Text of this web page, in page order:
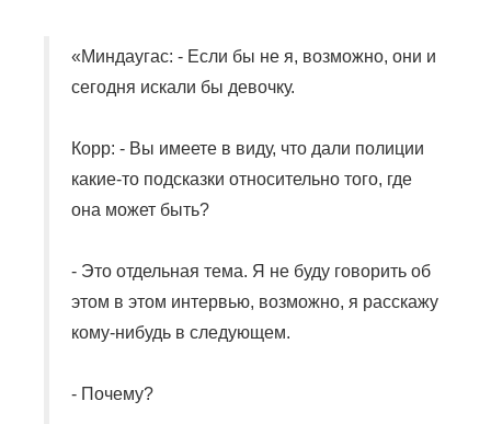
«Миндаугас: - Если бы не я, возможно, они и
сегодня искали бы девочку.
Корр: - Вы имеете в виду, что дали полиции
какие-то подсказки относительно того, где
она может быть?
- Это отдельная тема. Я не буду говорить об
этом в этом интервью, возможно, я расскажу
кому-нибудь в следующем.
- Почему?